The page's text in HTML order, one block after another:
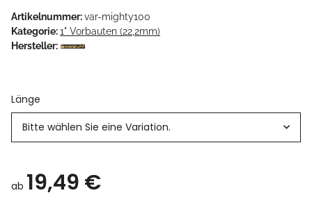
Artikelnummer:var-mighty100
Kategorie:1" Vorbauten (22,2mm)
Hersteller:
Länge
Bitte wählen Sie eine Variation.
ab 19,49 €